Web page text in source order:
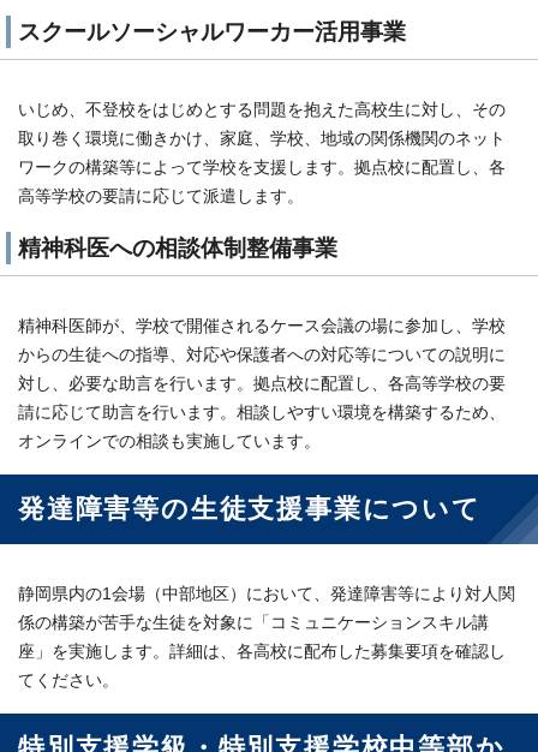
スクールソーシャルワーカー活用事業
いじめ、不登校をはじめとする問題を抱えた高校生に対し、その
取り巻く環境に働きかけ、家庭、学校、地域の関係機関のネット
ワークの構築等によって学校を支援します。拠点校に配置し、各
高等学校の要請に応じて派遣します。
精神科医への相談体制整備事業
精神科医師が、学校で開催されるケース会議の場に参加し、学校
からの生徒への指導、対応や保護者への対応等についての説明に
対し、必要な助言を行います。拠点校に配置し、各高等学校の要
請に応じて助言を行います。相談しやすい環境を構築するため、
オンラインでの相談も実施しています。
発達障害等の生徒支援事業について
静岡県内の1会場（中部地区）において、発達障害等により対人関
係の構築が苦手な生徒を対象に「コミュニケーションスキル講
座」を実施します。詳細は、各高校に配布した募集要項を確認し
てください。